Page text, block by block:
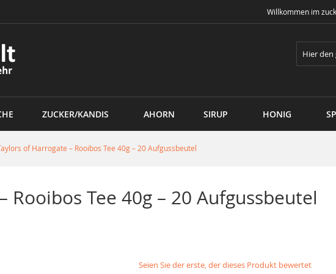
Willkommen im
Suche
ZUCKER/KANDIS AHORN SIRUP HONIG
of Harrogate – Rooibos Tee 40g – 20 Aufgussbeutel
Rooibos Tee 40g – 20 Aufgussbeutel
Seien Sie der erste, der dieses Produkt bewertet